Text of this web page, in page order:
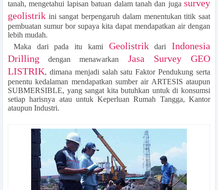
tanah, mengetahui lapisan batuan dalam tanah dan juga survey
geolistrik ini sangat berpengaruh dalam menentukan titik saat
pembuatan sumur bor supaya kita dapat mendapatkan air dengan
lebih mudah.
Maka dari pada itu kami Geolistrikdari Indonesia
Drilling dengan menawarkan Jasa Survey GEO
LISTRIK, dimana menjadi salah satu Faktor Pendukung serta
penentu kedalaman mendapatkan sumber air ARTESIS ataupun
SUBMERSIBLE, yang sangat kita butuhkan untuk di konsumsi
setiap harisnya atau untuk Keperluan Rumah Tangga, Kantor
ataupun Industri.